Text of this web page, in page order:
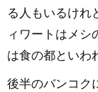
る人もいるけれ
ィワートはメシ
は食の都といわ
後半のバンコク